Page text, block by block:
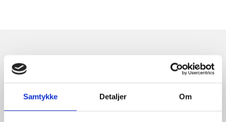
Samtykke Detaljer Om
Relaterte produkter